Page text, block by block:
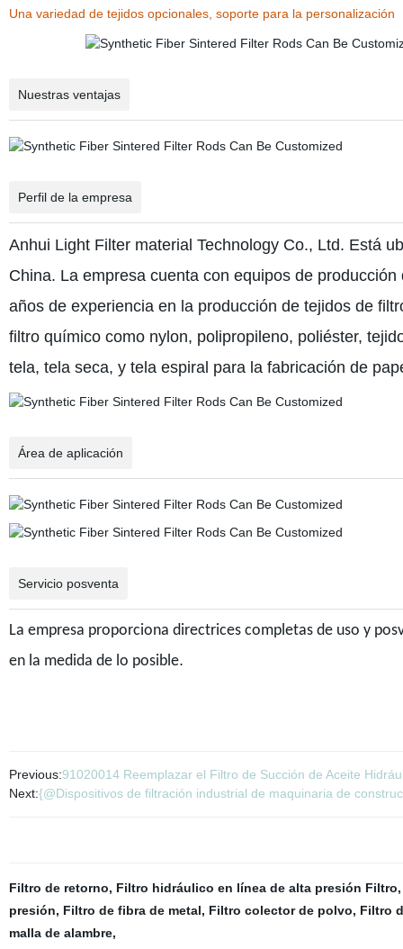
Una variedad de tejidos opcionales, soporte para la personalización
Nuestras ventajas
Perfil de la empresa
Anhui LightFilter material Technology Co., Ltd. Está
China. La empresa cuenta con equipos de
años de experiencia en la producción de tejidos de
filtro químico como nylon, polipropileno, poliéster,
tela, tela seca, y tela espiral para la fabricación de
Área de aplicación
Servicio posventa
La empresa proporciona directrices completas de uso y
en la medida de lo posible.
Previous:91020014 Reemplazar el Filtro de Succión de Aceite
Next:{@Dispositivos de filtración industrial de maquinaria de
Filtro de retorno, Filtro hidráulico en línea de alta presión Filtro
presión, Filtro de fibra de metal, Filtro colector de polvo, Filtro
malla de alambre,